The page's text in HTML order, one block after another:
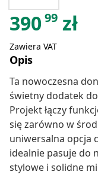
39099 zł
Zawiera VAT
Opis
Ta nowoczesna
świetny dodatek
Projekt łączy
się zarówno w
uniwersalna opcja
idealnie pasuje do
stylowe i solidne